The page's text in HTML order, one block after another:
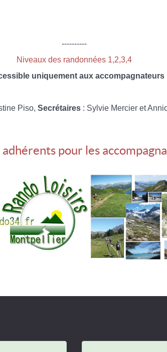
----------
Niveaux des randonnées 1,2,3,4
uniquement aux
Piso, Secrétaires : Sylvie Mercier et
pour les